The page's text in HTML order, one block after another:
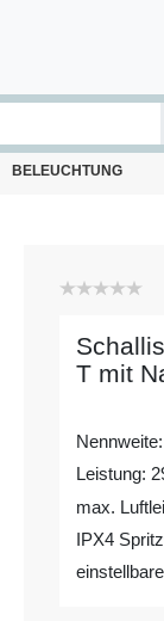
BELEUCHTUNG
T mit
Leistung:
max.
IPX4